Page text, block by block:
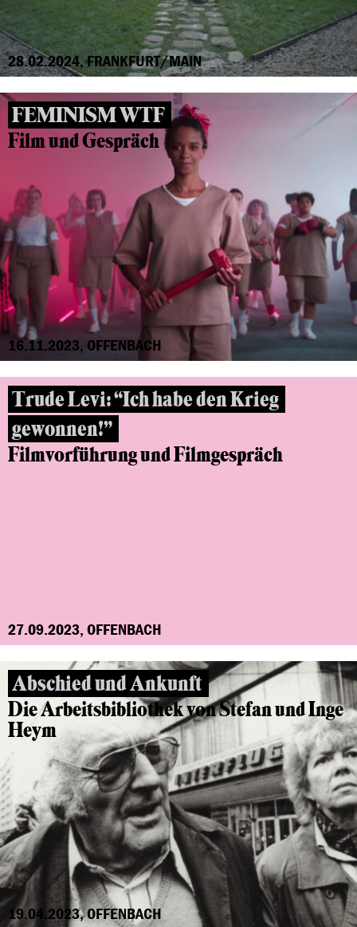
28.02.2024, FRANKFURT/MAIN
FEMINISM WTF
Film und Gespräch
16.11.2023, OFFENBACH
Trude Levi: “Ich habe den Krieg
gewonnen!”
Filmvorführung und Filmgespräch
27.09.2023, OFFENBACH
Abschied und Ankunft
Die Arbeitsbibliothek von Stefan und Inge
Heym
19.04.2023, OFFENBACH